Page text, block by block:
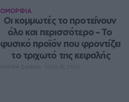
ΟΜΟΡΦΙΑ
Οι κομμωτές το προτείνουν
όλο και περισσότερο – Το
φυσικό προϊόν που φροντίζει
το τριχωτό της κεφαλής